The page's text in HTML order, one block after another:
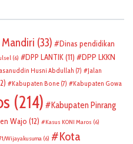
Mandiri (33)
Dinas pendidikan
(6) DPP LANTIK(11)
DPP LKKN
Husni Abdullah (7)
Jalan
Kabupaten Bone (7) Kabupaten Gowa
(214)
Kabupaten Pinrang
Wajo (12) Kasus KONI Maros (6)
Wijayakusuma (6)
Kota